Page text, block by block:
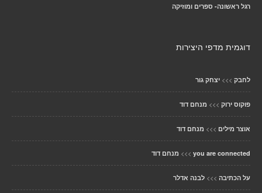
רגל ראשונה- ספרים ומוזיקה
דוגמית מדפי היצירות
לחבק >>> יצחק גור
פוקוס ירוק >>> מנחם דוד
אוצר מילים >>> מנחם דוד
you are connected
>>> מנחם דוד
על הכתיבה >>> לבנה אדלר